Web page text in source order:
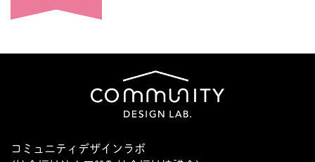
コミュニティデザインラボ